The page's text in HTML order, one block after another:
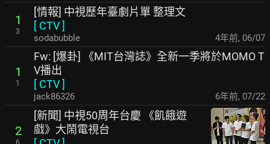
1
3
[情報] 中視歷年臺劇片單 整理文
[ CTV]
sodabubble 4年前, 06/07
1
1
Fw: [爆卦] 《MIT台灣誌》全新一季將於MOMO T
V播出
[ CTV]
jack86326 6年前, 07/22
2
6
[新聞] 中視50周年台慶 《飢餓遊
戲》大鬧電視台